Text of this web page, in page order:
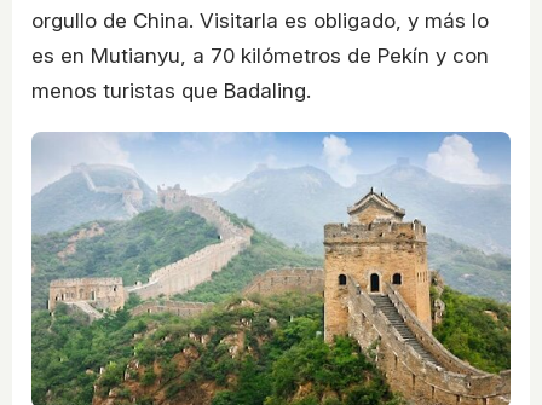
orgullo de China. Visitarla es obligado, y más lo
es en Mutianyu, a 70 kilómetros de Pekín y con
menos turistas que Badaling.